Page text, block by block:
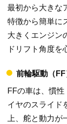
最初から大きな
特徴から簡単に
大きくエンジン
ドリフト角度を
前輪駆動（FF
FFの車は、慣
イヤのスライド
上、舵と動力